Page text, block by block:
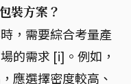
裝方案？
，需要綜合考量產
的需求 [i]。例如，
應選擇密度較高、